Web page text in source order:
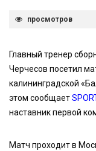
просмотров
Главный тренер
Черчесов посетил
калининградской
этом сообщает
наставник первой
Матч проходит в